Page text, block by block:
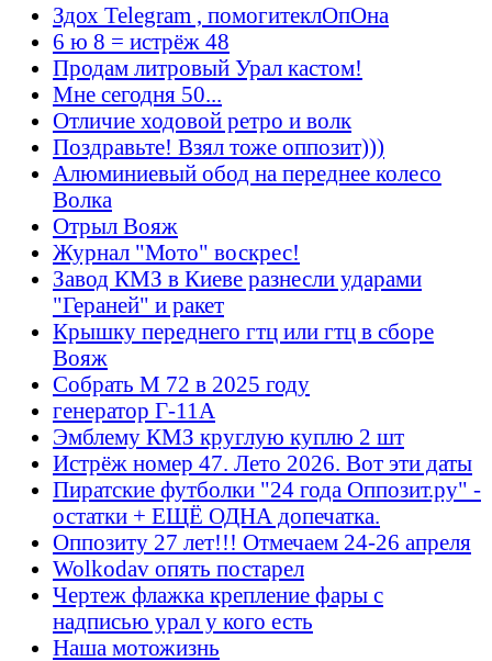
Здох Telegram , помогитеклОпОна
6 ю 8 = истрёж 48
Продам литровый Урал кастом!
Мне сегодня 50...
Отличие ходовой ретро и волк
Поздравьте! Взял тоже оппозит)))
Алюминиевый обод на переднее колесо
Волка
Отрыл Вояж
Журнал "Мото" воскрес!
Завод КМЗ в Киеве разнесли ударами
"Гераней" и ракет
Крышку переднего гтц или гтц в сборе
Вояж
Собрать М 72 в 2025 году
генератор Г-11А
Эмблему КМЗ круглую куплю 2 шт
Истрёж номер 47. Лето 2026. Вот эти даты
Пиратские футболки "24 года Оппозит.ру" -
остатки + ЕЩЁ ОДНА допечатка.
Оппозиту 27 лет!!! Отмечаем 24-26 апреля
Wolkodav опять постарел
Чертеж флажка крепление фары с
надписью урал у кого есть
Наша мотожизнь